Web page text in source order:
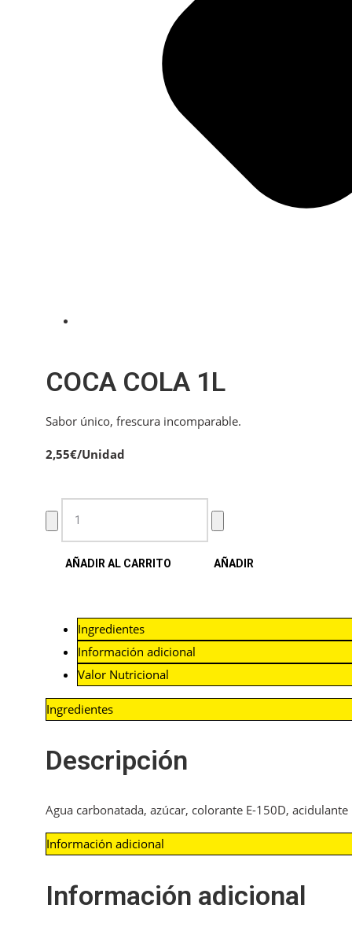
COCA COLA 1L
Sabor único, frescura incomparable.
2,55€/Unidad
AÑADIR AL CARRITO AÑADIR
Ingredientes
Información adicional
Valor Nutricional
Ingredientes
Descripción
Agua carbonatada, azúcar, colorante E-150D,
Información adicional
Información adicional